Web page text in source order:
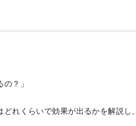
？」
れくらいで効果が出るかを解説し